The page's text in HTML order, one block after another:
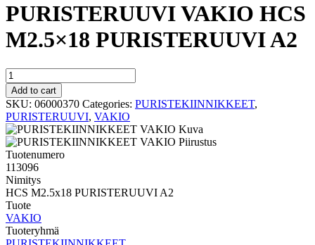
PURISTERUUVI VAKIO HCS
M2.5×18 PURISTERUUVI A2
PURISTERUUVI
VAKIO
HCS
M2.5x18
PURISTERUUVI
A2
quantity
Add to cart
SKU: 06000370 Categories: PURISTEKIINNIKKEET,
PURISTERUUVI, VAKIO
Tuotenumero
113096
Nimitys
HCS M2.5x18 PURISTERUUVI A2
Tuote
VAKIO
Tuoteryhmä